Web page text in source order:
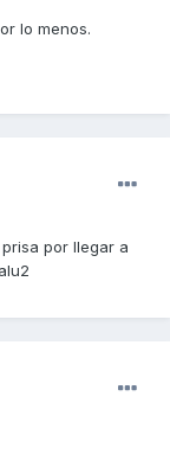
lo menos.
por llegar a